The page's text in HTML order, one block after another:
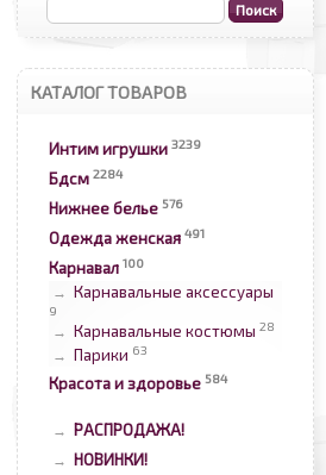
КАТАЛОГ ТОВАРОВ
Интим игрушки 3239
Бдсм 2284
Нижнее белье 576
Одежда женская 491
Карнавал 100
→ Карнавальные аксессуары
9
→ Карнавальные костюмы 28
→ Парики 63
Красота и здоровье 584
→ РАСПРОДАЖА!
→ НОВИНКИ!